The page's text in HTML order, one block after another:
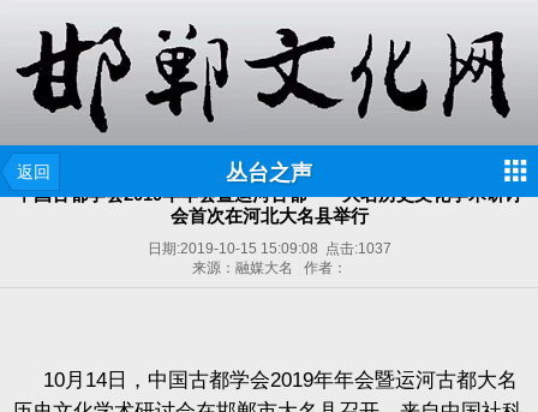
返回 丛台之声
中国古都学会2019年年会暨运河古都——大名历史文化学术研讨
会首次在河北大名县举行
日期:2019-10-15 15:09:08 点击:1037
来源：融媒大名 作者：
10月 14 日，中国古都学会2019年年会暨运河古都大名